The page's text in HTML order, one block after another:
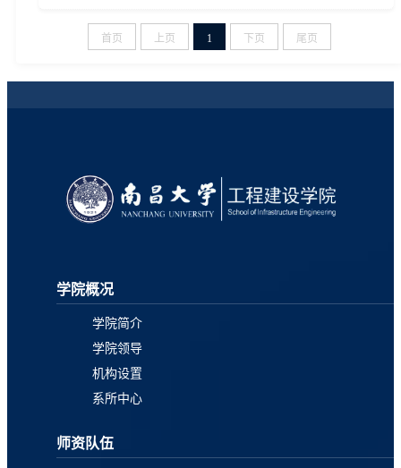
首页 上页 1 下页 尾页
学院概况
学院简介
学院领导
机构设置
系所中心
师资队伍